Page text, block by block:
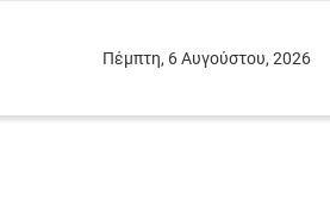
Πέμπτη, 6 Αυγούστου, 2026